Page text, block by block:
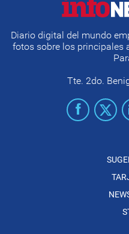
Diario digital del mundo
fotos sobre los principales
Tte. 2do.